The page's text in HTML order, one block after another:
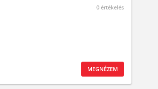
0 értékelés
MEGNÉZEM